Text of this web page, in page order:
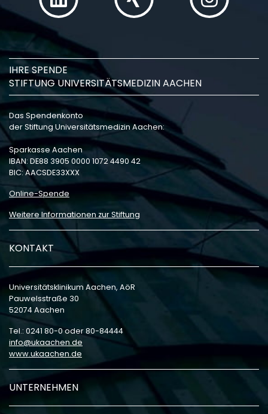
IHRE SPENDE
STIFTUNG UNIVERSITÄTSMEDIZIN AACHEN
Das Spendenkonto
der Stiftung Universitätsmedizin Aachen:
Sparkasse Aachen
IBAN: DE88 3905 0000 1072 4490 42
BIC: AACSDE33XXX
Online-Spende
Weitere Informationen zur Stiftung
KONTAKT
Universitätsklinikum Aachen, AöR
Pauwelsstraße 30
52074 Aachen
Tel.: 0241 80-0 oder 80-84444
info
ukaachen de
www.ukaachen.de
UNTERNEHMEN